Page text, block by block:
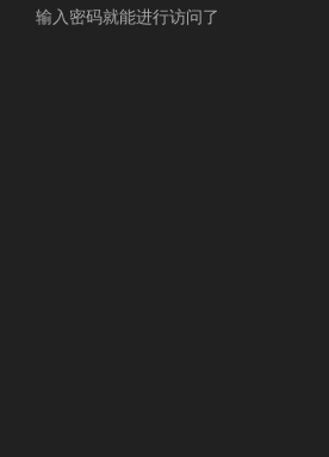
输入密码就能进行访问了